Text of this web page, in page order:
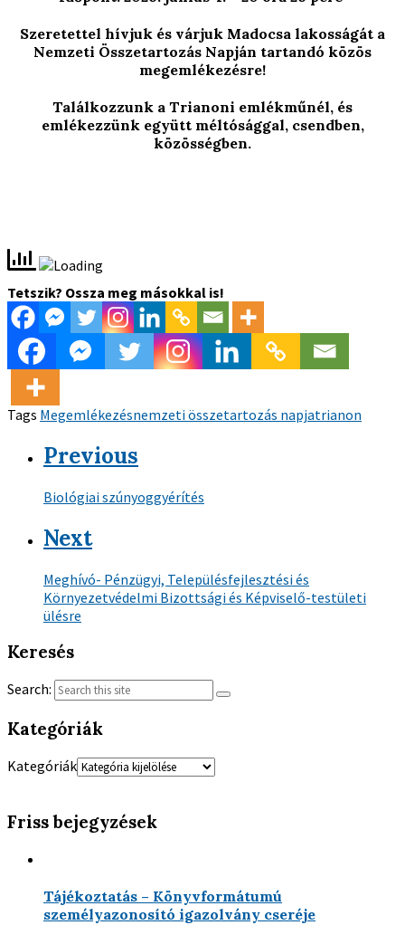
Szeretettel hívjuk és várjuk Madocsa lakosságát a
Nemzeti Összetartozás Napján tartandó közös
megemlékezésre!
Találkozzunk a Trianoni emlékműnél, és
emlékezzünk együtt méltósággal, csendben,
közösségben.
Tetszik? Ossza meg másokkal is!
Tags Megemlékezésnemzeti összetartozás napjatrianon
Previous
Biológiai szúnyoggyérítés
Next
Meghívó- Pénzügyi, Településfejlesztési és
Környezetvédelmi Bizottsági és Képviselő-testületi
ülésre
Keresés
Search:
Kategóriák
Kategóriák
Friss bejegyzések
Tájékoztatás – Könyvformátumú
személyazonosító igazolvány cseréje